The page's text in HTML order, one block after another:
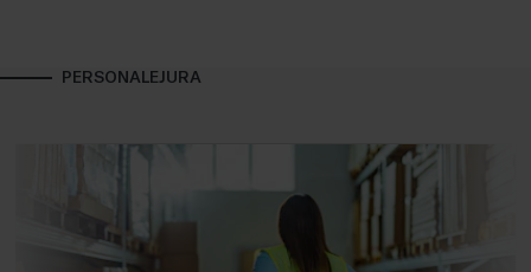
PERSONALEJURA